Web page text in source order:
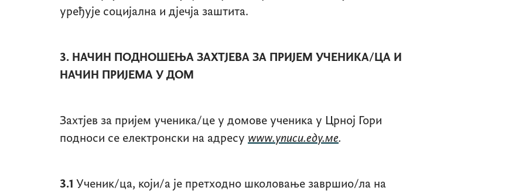
уређује социјална и дјечја заштита.
3. НАЧИН ПОДНОШЕЊА ЗАХТЈЕВА ЗА ПРИЈЕМ УЧЕНИКА/ЦА И
НАЧИН ПРИЈЕМА У ДОМ
Захтјев за пријем ученика/це у домове ученика у Црној Гори
подноси се електронски на адресу www.уписи.еду.ме.
3.1 Ученик/ца, који/а је претходно школовање завршио/ла на